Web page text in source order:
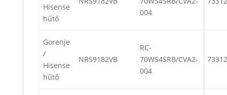
Hisense
hűtő
004
Gorenje
/
Hisense
hűtő
NRS9182VB
RC-
70WS4SRB/CVA2-
004